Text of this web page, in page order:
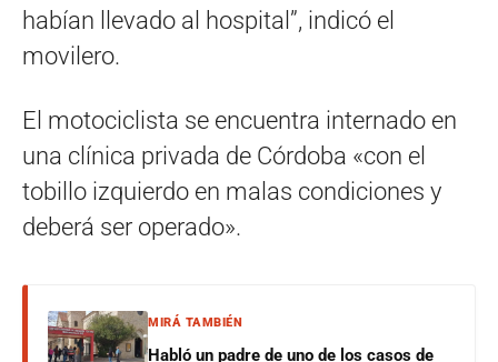
habían llevado al hospital”, indicó el
movilero.
El motociclista se encuentra internado en
una clínica privada de Córdoba «con el
tobillo izquierdo en malas condiciones y
deberá ser operado».
MIRÁ TAMBIÉN
Habló un padre de uno de los casos de